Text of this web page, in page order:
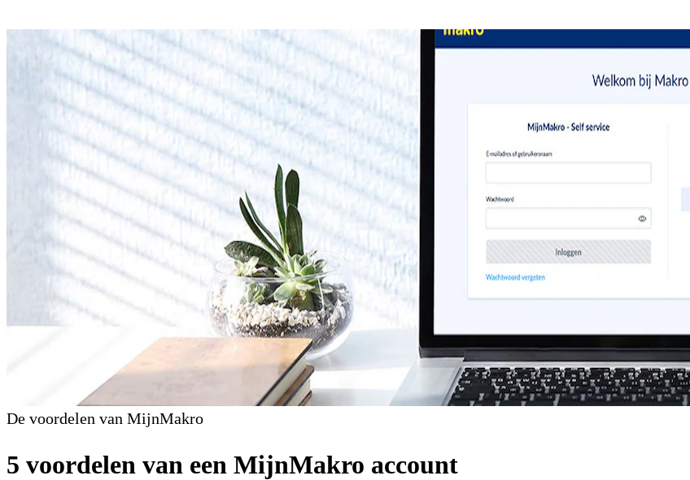
De voordelen van MijnMakro
5 voordelen van een MijnMakro account